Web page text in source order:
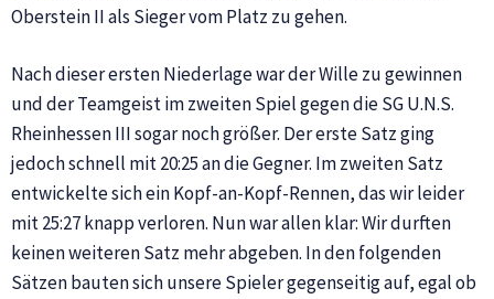
Oberstein II als Sieger vom Platz zu gehen.
Nach dieser ersten Niederlage war der Wille zu gewinnen
und der Teamgeist im zweiten Spiel gegen die SG U.N.S.
Rheinhessen III sogar noch größer. Der erste Satz ging
jedoch schnell mit 20:25 an die Gegner. Im zweiten Satz
entwickelte sich ein Kopf-an-Kopf-Rennen, das wir leider
mit 25:27 knapp verloren. Nun war allen klar: Wir durften
keinen weiteren Satz mehr abgeben. In den folgenden
Sätzen bauten sich unsere Spieler gegenseitig auf, egal ob